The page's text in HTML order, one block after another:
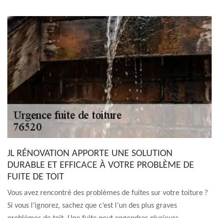
JL RÉNOVATION APPORTE UNE SOLUTION
DURABLE ET EFFICACE À VOTRE PROBLÈME DE
FUITE DE TOIT
Vous avez rencontré des problèmes de fuites sur votre toiture ?
Si vous l’ignorez, sachez que c’est l’un des plus graves